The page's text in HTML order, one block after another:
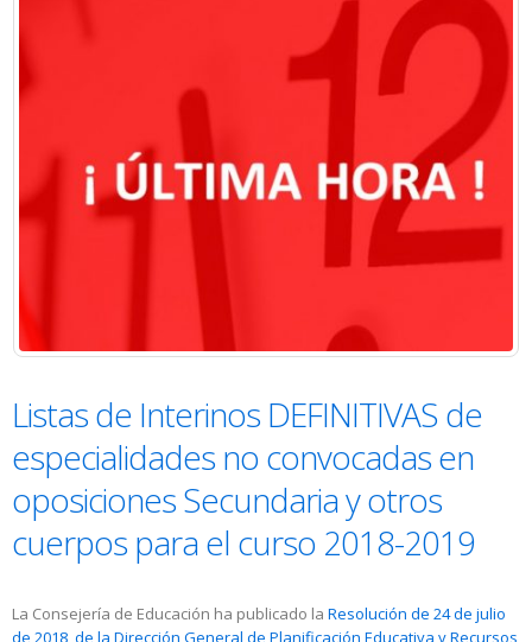
Listas de Interinos DEFINITIVAS de
especialidades no convocadas en
oposiciones Secundaria y otros
cuerpos para el curso 2018-2019
La Consejería de Educación ha publicado la Resolución de 24 de julio
de 2018, de la Dirección General de Planificación Educativa y Recursos